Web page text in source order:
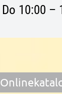
10:00 –